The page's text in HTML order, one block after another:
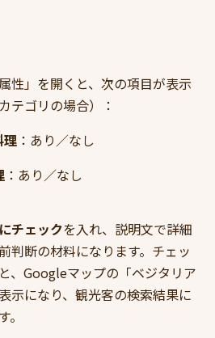
性」を開くと、次の項目が表示
テゴリの場合）：
理 ：あり／なし
：あり／なし
チェックを入れ、説明文で詳細
判断の材料になります。チェッ
、Googleマップの「ベジタリア
示になり、観光客の検索結果に